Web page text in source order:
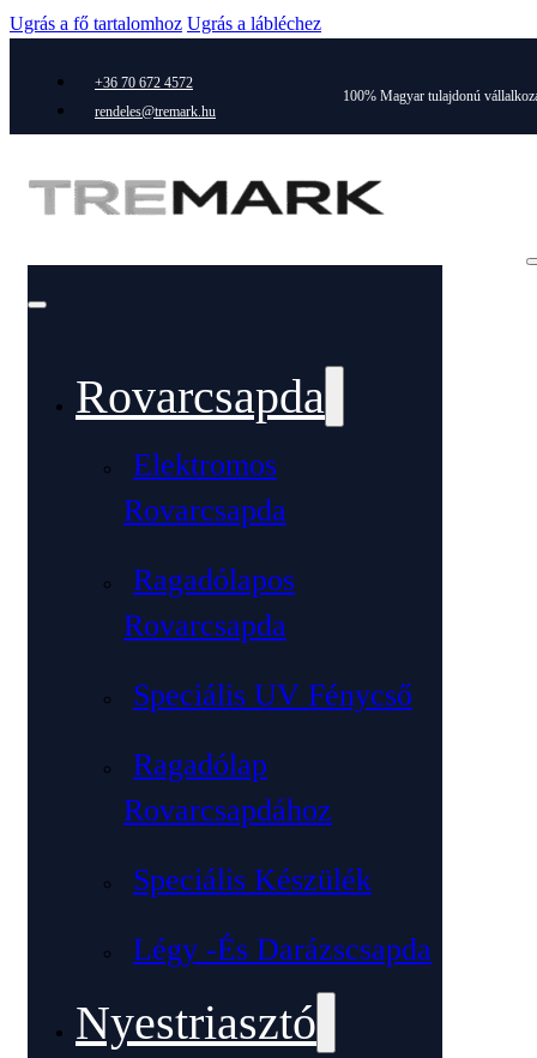
Ugrás a fő tartalomhoz Ugrás a lábléchez
+36 70 672 4572
rendeles@tremark.hu
100% Magyar tulajdonú
Rovarcsapda
Elektromos
Rovarcsapda
Ragadólapos
Rovarcsapda
Speciális UV Fénycső
Ragadólap
Rovarcsapdához
Speciális Készülék
Légy -és Darázscsapda
Nyestriasztó